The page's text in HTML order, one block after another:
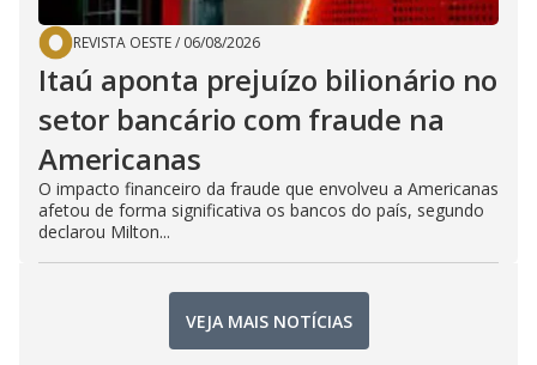
REVISTA OESTE/ 06/08/2026
Itaú aponta prejuízo bilionário no
setor bancário com fraude na
Americanas
O impacto financeiro da fraude que envolveu a Americanas
afetou de forma significativa os bancos do país, segundo
declarou Milton...
VEJA MAIS NOTÍCIAS